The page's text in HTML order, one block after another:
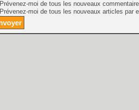
Prévenez-moi de tous les nouveaux
Prévenez-moi de tous les nouveaux articles par